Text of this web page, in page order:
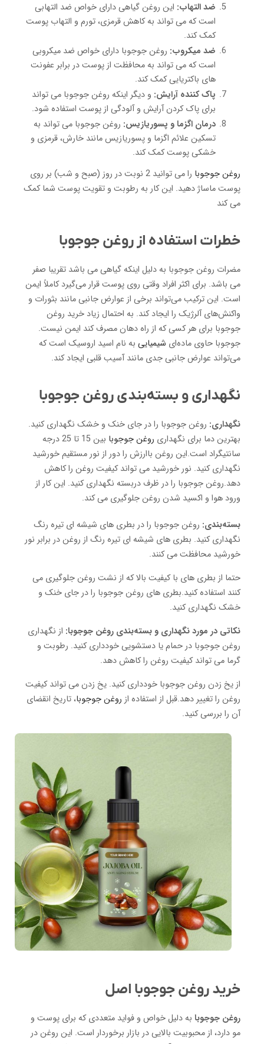
ضد التهاب: این روغن گیاهی دارای خواص ضد التهابی
است که می تواند به کاهش قرمزی، تورم و التهاب پوست
کمک کند.
ضد میکروب: روغن جوجوبا دارای خواص ضد میکروبی
است که می تواند به محافظت از پوست در برابر عفونت
های باکتریایی کمک کند.
پاک کننده آرایش: و دیگر اینکه روغن جوجوبا می تواند
برای پاک کردن آرایش و آلودگی از پوست استفاده شود.
درمان اگزما و پسوریازیس: روغن جوجوبا می تواند به
تسکین علائم اگزما و پسوریازیس مانند خارش، قرمزی و
خشکی پوست کمک کند.
روغن جوجوبا
را می توانید 2 نوبت در روز (صبح و شب) بر روی
پوست ماساژ دهید. این کار به رطوبت و تقویت پوست شما کمک
می کند
خطرات استفاده از روغن جوجوبا
مضرات روغن جوجوبا به دلیل اینکه گیاهی می باشد تقریبا صفر
می باشد. برای اکثر افراد وقتی روی پوست قرار می‌گیرد کاملاً ایمن
است. این ترکیب می‌تواند برخی از عوارض جانبی مانند بثورات و
واکنش‌های آلرژیک را ایجاد کند. به احتمال زیاد خرید روغن
جوجوبا برای هر کسی که از راه دهان مصرف کند ایمن نیست.
جوجوبا حاوی ماده‌ای شیمیایی به نام اسید اروسیک است که
می‌تواند عوارض جانبی جدی مانند آسیب قلبی ایجاد کند.
نگهداری و بسته‌بندی روغن جوجوبا
نگهداری: روغن جوجوبا را در جای خنک و خشک نگهداری کنید.
بهترین دما برای نگهداری روغن جوجوبا
بین 15 تا 25 درجه
سانتیگراد است.این روغن باارزش را دور از نور مستقیم خورشید
نگهداری کنید. نور خورشید می تواند کیفیت روغن را کاهش
دهد.روغن جوجوبا را در ظرف دربسته نگهداری کنید. این کار از
ورود هوا و اکسید شدن روغن جلوگیری می کند.
بسته‌بندی: روغن جوجوبا را در بطری های شیشه ای تیره رنگ
نگهداری کنید. بطری های شیشه ای تیره رنگ از روغن در برابر نور
خورشید محافظت می کنند.
حتما از بطری های با کیفیت بالا که از نشت روغن جلوگیری می
کنند استفاده کنید.بطری های روغن جوجوبا را در جای خنک و
خشک نگهداری کنید.
نکاتی در مورد نگهداری و بسته‌بندی روغن جوجوبا: از نگهداری
روغن جوجوبا در حمام یا دستشویی خودداری کنید. رطوبت و
گرما می تواند کیفیت روغن را کاهش دهد.
از یخ زدن روغن جوجوبا خودداری کنید. یخ زدن می تواند کیفیت
روغن را تغییر دهد.قبل از استفاده از روغن جوجوبا، تاریخ انقضای
آن را بررسی کنید.
خرید روغن جوجوبا اصل
روغن جوجوبا به دلیل خواص و فواید متعددی که برای پوست و
مو دارد، از محبوبیت بالایی در بازار برخوردار است. این روغن در